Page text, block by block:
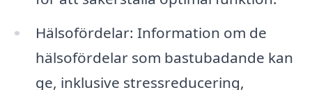
Hälsofördelar: Information om de
hälsofördelar som bastubadande kan
ge, inklusive stressreducering,